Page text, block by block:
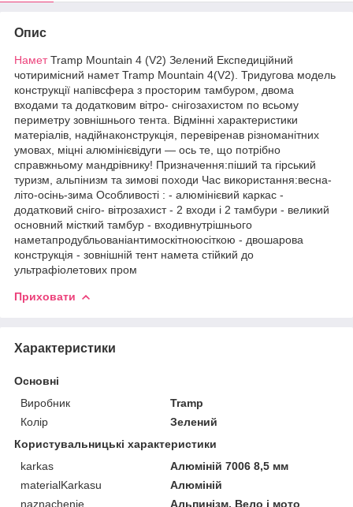
Опис
НаметTramp Mountain 4 (V2) Зелений Експедиційний
чотиримісний намет Tramp Mountain 4(V2). Тридугова модель
конструкції напівсфера з просторим тамбуром, двома
входами та додатковим вітро- снігозахистом по всьому
периметру зовнішнього тента. Відмінні характеристики
матеріалів, надійнаконструкція, перевіренав різноманітних
умовах, міцні алюмінієвідуги — ось те, що потрібно
справжньому мандрівнику! Призначення:піший та гірський
туризм, альпінизм та зимові походи Час використання:весна-
літо-осінь-зима Особливості : - алюмінієвий каркас -
додатковий сніго- вітрозахист - 2 входи і 2 тамбури - великий
основний місткий тамбур - входивнутрішнього
наметапродубльованіантимоскітноюсіткою - двошарова
конструкція - зовнішній тент намета стійкий до
ультрафіолетових пром
Приховати
Характеристики
Основні
Виробник
Tramp
Колір
Зелений
Користувальницькі характеристики
karkas
Алюміній 7006 8,5 мм
materialKarkasu
Алюміній
naznachenie
Альпинізм, Вело і мото